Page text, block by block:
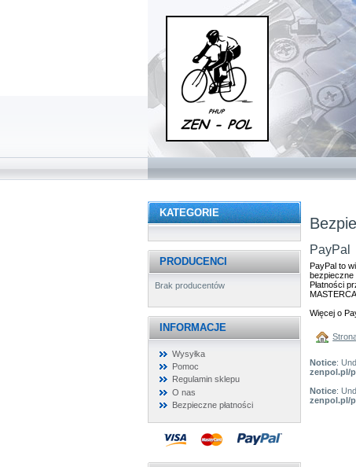
KATEGORIE
PRODUCENCI
Brak producentów
INFORMACJE
Wysyłka
Pomoc
Regulamin sklepu
O nas
Bezpieczne płatności
PayPal
PayPal to
bezpieczne
Płatności
Więcej o
Notice:
zenpol.pl/
Notice:
zenpol.pl/